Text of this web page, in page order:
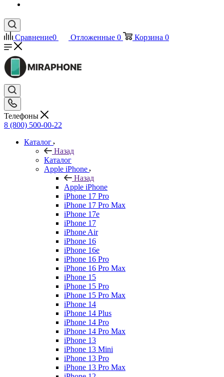
Сравнение0 Отложенные 0 Корзина 0
Телефоны
8 (800) 500-00-22
Каталог
Назад
Каталог
Apple iPhone
Назад
Apple iPhone
iPhone 17 Pro
iPhone 17 Pro Max
iPhone 17e
iPhone 17
iPhone Air
iPhone 16
iPhone 16e
iPhone 16 Pro
iPhone 16 Pro Max
iPhone 15
iPhone 15 Pro
iPhone 15 Pro Max
iPhone 14
iPhone 14 Plus
iPhone 14 Pro
iPhone 14 Pro Max
iPhone 13
iPhone 13 Mini
iPhone 13 Pro
iPhone 13 Pro Max